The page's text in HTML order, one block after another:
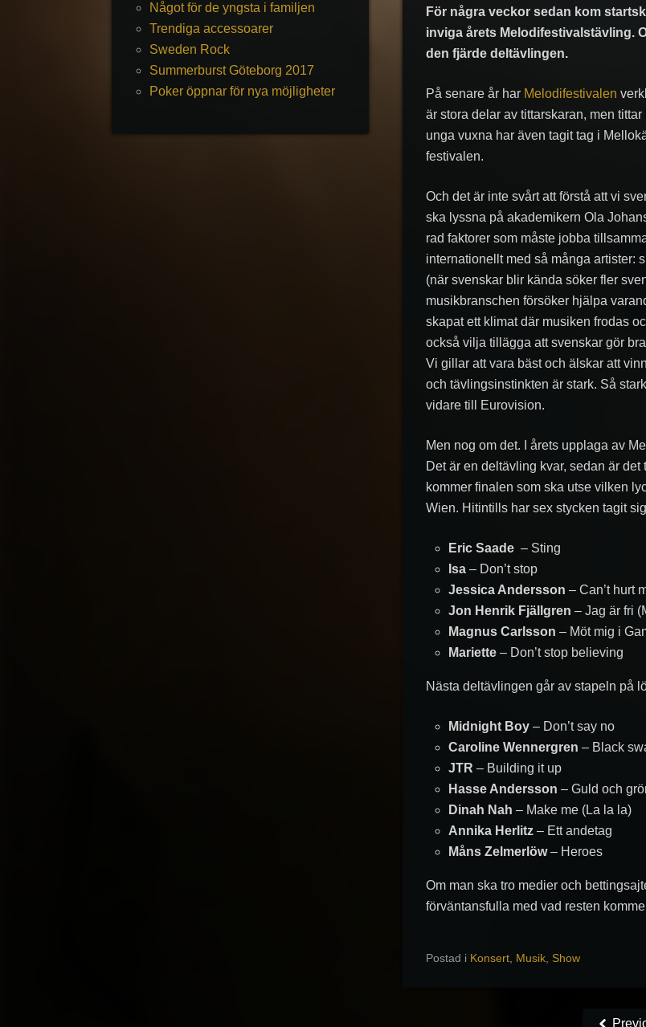
För några veckor sedan kom
inviga årets Melodifestivalstävling.
den fjärde deltävlingen.
På senare år har Melodifestivalen
är stora delar av tittarskaran, men
unga vuxna har även tagit tag i
festivalen.
Och det är inte svårt att förstå att vi
ska lyssna på akademikern Ola
rad faktorer som måste jobba
internationellt med så många artister:
(när svenskar blir kända söker fler
musikbranschen försöker hjälpa
skapat ett klimat där musiken frodas
också vilja tillägga att svenskar gör
Vi gillar att vara bäst och älskar att
och tävlingsinstinkten är stark. Så
vidare till Eurovision.
Men nog om det. I årets upplaga av
Det är en deltävling kvar, sedan är
kommer finalen som ska utse vilken
Wien. Hitintills har sex stycken tagit
Eric Saade– Sting
Isa– Don’t stop
Jessica Andersson – Can’t hurt
Jon Henrik Fjällgren – Jag är fri
Magnus Carlsson – Möt mig i
Mariette– Don’t stop believing
Nästa deltävlingen går av stapeln på
Midnight Boy– Don’t say no
Caroline Wennergren – Black
JTR – Building it up
Hasse Andersson – Guld och
Dinah Nah – Make me (La la la)
Annika Herlitz– Ett andetag
Måns Zelmerlöw– Heroes
Om man ska tro medier och
förväntansfulla med vad resten
Postad i Konsert, Musik, Show
Något för de yngsta i familjen
Trendiga accessoarer
Sweden Rock
Summerburst Göteborg 2017
Poker öppnar för nya möjligheter